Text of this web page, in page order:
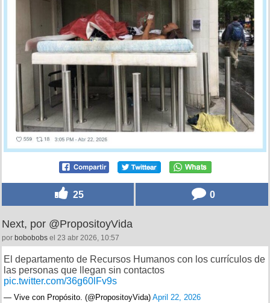
25 0
Next, por @PropositoyVida
por bobobobs el 23 abr 2026, 10:57
El departamento de Recursos Humanos con los currículos de
las personas que llegan sin contactos
pic.twitter.com/36g60lFv9s
— Vive con Propósito. (@PropositoyVida) April 22, 2026